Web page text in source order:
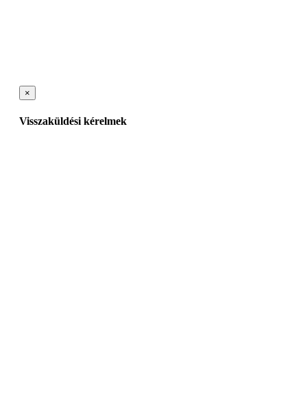
×
Visszaküldési kérelmek